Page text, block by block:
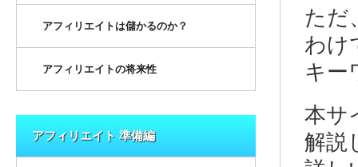
ただ
わけ
キー
本サ
解説
アフィリエイトは儲かるのか？
アフィリエイトの将来性
アフィリエイト 準備編